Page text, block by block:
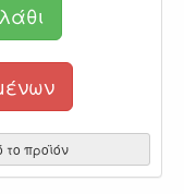
προϊόν